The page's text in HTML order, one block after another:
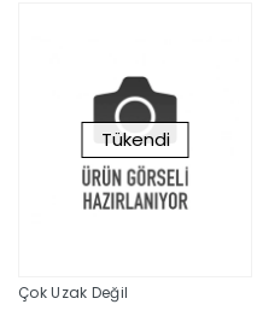
Tükendi
Çok Uzak Değil